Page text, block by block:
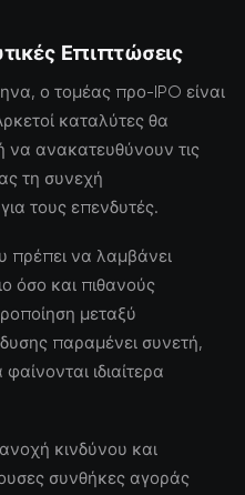
Επιπτώσεις
ο τομέας προ-IPO είναι
καταλύτες θα
ανακατευθύνουν τις
τη συνεχή
τους επενδυτές.
πρέπει να λαμβάνει
όσο και πιθανούς
μεταξύ
παραμένει συνετή,
ιδιαίτερα
κινδύνου και
συνθήκες αγοράς